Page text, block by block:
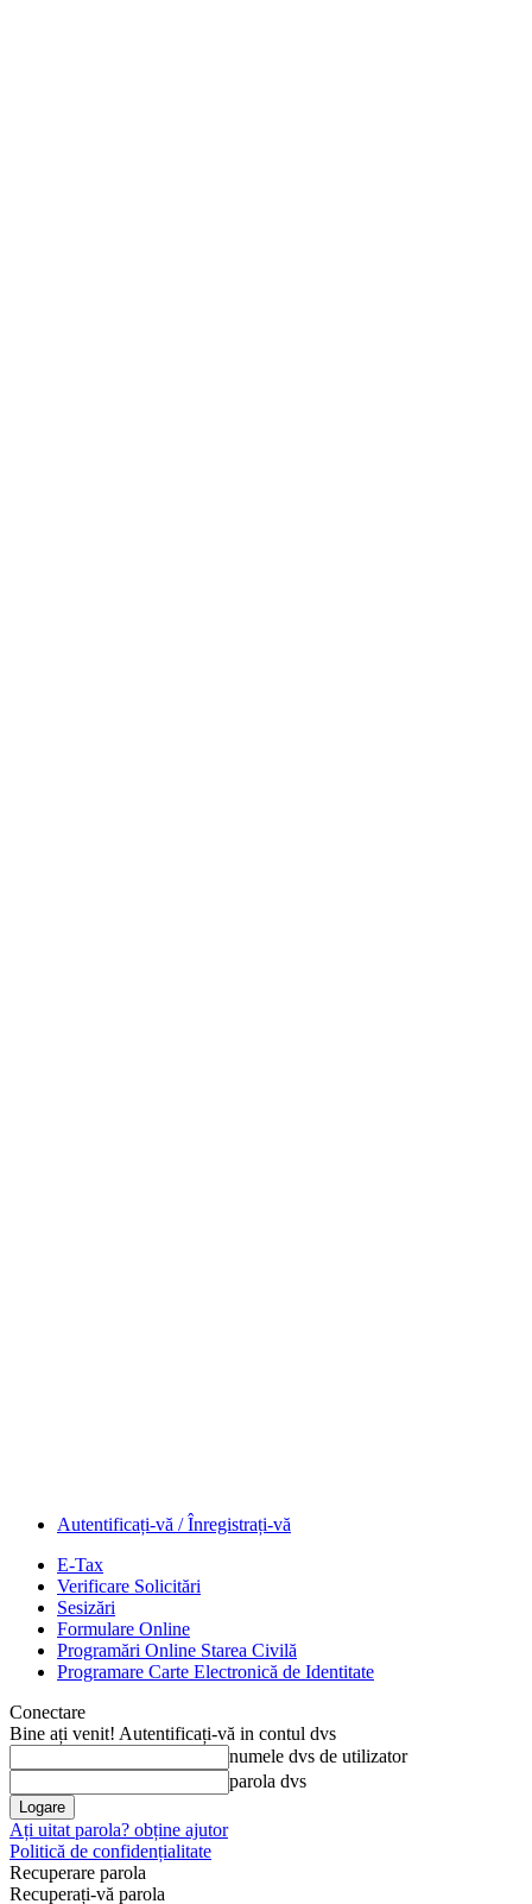
Autentificați-vă / Înregistrați-vă
E-Tax
Verificare Solicitări
Sesizări
Formulare Online
Programări Online Starea Civilă
Programare Carte Electronică de Identitate
Conectare
Bine ați venit! Autentificați-vă in contul dvs
numele dvs de utilizator
parola dvs
Ați uitat parola? obține ajutor
Politică de confidențialitate
Recuperare parola
Recuperați-vă parola